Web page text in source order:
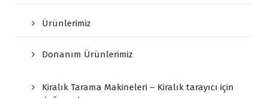
Ürünlerimiz
Donanım Ürünlerimiz
Kiralık Tarama Makineleri – Kiralık tarayıcı için